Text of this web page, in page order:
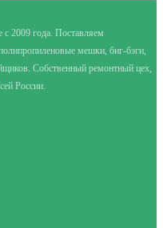
2009 года. Поставляем
мешки, биг-бэги,
Собственный ремонтный цех,
России.